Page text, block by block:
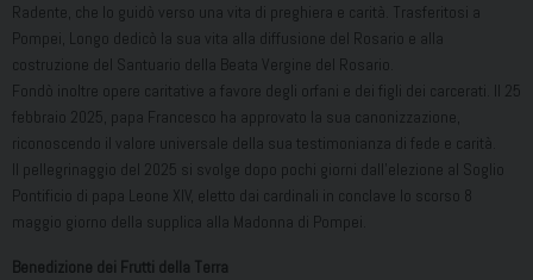
Radente, che lo guidò verso una vita di preghiera e carità. Trasferitosi a
Pompei, Longo dedicò la sua vita alla diffusione del Rosario e alla
costruzione del Santuario della Beata Vergine del Rosario.
Fondò inoltre opere caritative a favore degli orfani e dei figli dei carcerati. Il 25
febbraio 2025, papa Francesco ha approvato la sua canonizzazione,
riconoscendo il valore universale della sua testimonianza di fede e carità.
Il pellegrinaggio del 2025 si svolge dopo pochi giorni dall’elezione al Soglio
Pontificio di papa Leone XIV, eletto dai cardinali in conclave lo scorso 8
maggio giorno della supplica alla Madonna di Pompei.
Benedizione dei Frutti della Terra